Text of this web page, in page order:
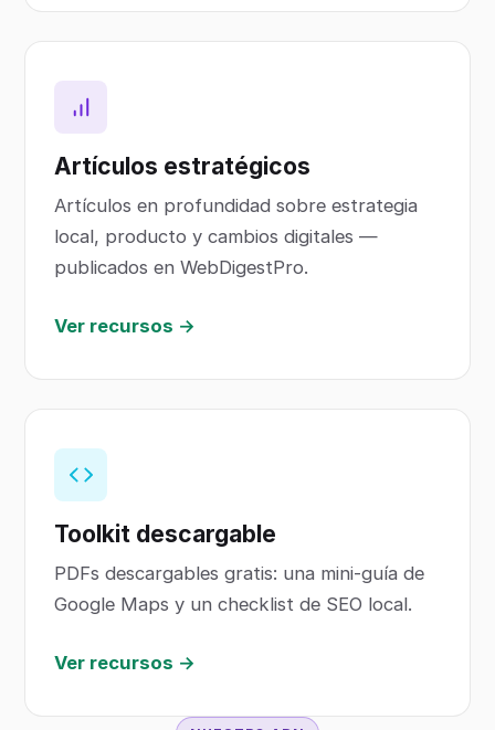
Artículos estratégicos
Artículos en profundidad sobre estrategia
local, producto y cambios digitales —
publicados en WebDigestPro.
Ver recursos →
Toolkit descargable
PDFs descargables gratis: una mini-guía de
Google Maps y un checklist de SEO local.
Ver recursos →